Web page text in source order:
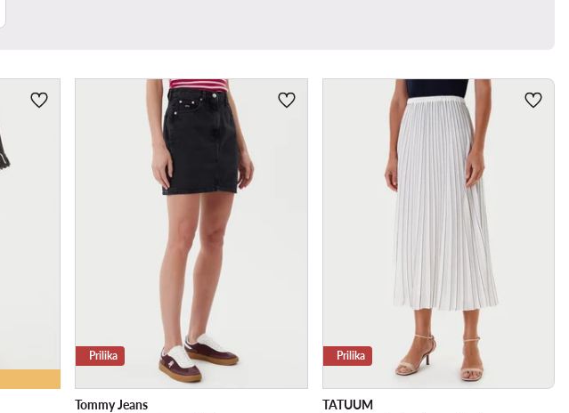
Prilika
Tommy Jeans
Prilika
TATUUM